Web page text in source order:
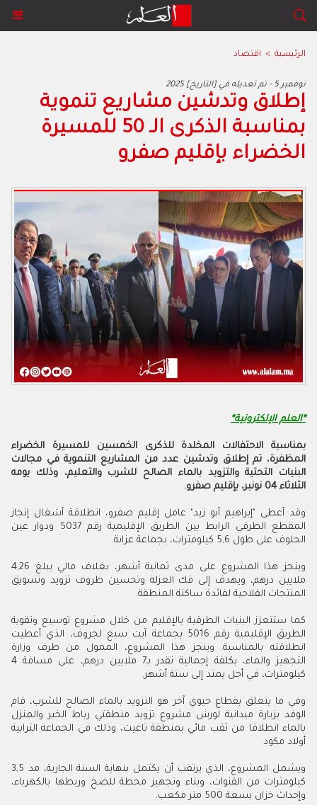
الرئيسية > اقتصاد
2025 نوفمبر 5 - تم تعديله في [التاريخ]
إطلاق وتدشين مشاريع تنموية
بمناسبة الذكرى الـ 50 للمسيرة
الخضراء بإقليم صفرو
*العلم الإلكترونية*
بمناسبة الاحتفالات المخلدة للذكرى الخمسين للمسيرة الخضراء
المظفرة، تم إطلاق وتدشين عدد من المشاريع التنموية في مجالات
البنيات التحتية والتزويد بالماء الصالح للشرب والتعليم، وذلك يومه
الثلاثاء 04 نونبر،
بإقليم صفرو.
وقد أعطى "إبراهيم أبو زيد"عامل إقليم صفرو، انطلاقة أشغال إنجاز
المقطع الطرقي الرابط بين الطريق الإقليمية رقم 5037 ودوار عين
الحلوف على طول 5,6 كيلومترات، بجماعة عزابة.
وينجز هذا المشروع على مدى ثمانية أشهر، بغلاف مالي يبلغ 4,26
ملايين درهم، ويهدف إلى فك العزلة وتحسين ظروف تزويد وتسويق
المنتجات الفلاحية لفائدة ساكنة المنطقة.
كما ستتعزز البنيات الطرقية بالإقليم من خلال مشروع توسيع وتقوية
الطريق الإقليمية رقم 5016 بجماعة آيت سبع لجروف، الذي أعطيت
انطلاقته بالمناسبة. وينجز هذا المشروع، الممول من طرف وزارة
التجهيز والماء، بكلفة إجمالية تقدر بـ7 ملايين درهم، على مسافة 4
كيلومترات، في أجل يمتد إلى ستة أشهر.
وفي ما يتعلق بقطاع حيوي آخر هو التزويد بالماء الصالح للشرب، قام
الوفد بزيارة ميدانية لورش مشروع تزويد منطقتي رباط الخير والمنزل
بالماء انطلاقا من ثقب مائي بمنطقة تاغيت، وذلك في الجماعة الترابية
أولاد مكود
ويشمل المشروع، الذي يرتقب أن يكتمل بنهاية السنة الجارية، مد 3,5
كيلومترات من القنوات، وبناء وتجهيز محطة للضخ وربطها بالكهرباء،
وإحداث خزان بسعة 500 متر مكعب.